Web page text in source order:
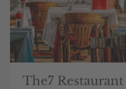
The7 Restaurant